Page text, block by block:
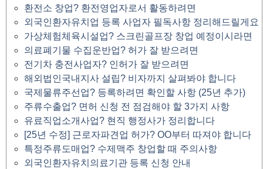
환전소 창업? 환전영업자로서 활동하려면
외국인환자유치업 등록 사업자 필독사항 정리해드릴게요
가상체험체육시설업? 스크린골프장 창업 예정이시라면
의료폐기물 수집운반업? 허가 잘 받으려면
전기차 충전사업자? 인허가 잘 받으려면
해외법인국내지사 설립? 비자까지 살펴봐야 합니다
국제물류주선업? 등록하려면 확인할 사항 (25년 추가)
주류수출업? 면허 신청 전 점검해야 할 3가지 사항
유료직업소개사업? 현직 행정사가 정리합니다
[25년 수정] 근로자파견업 허가? OO부터 따져야 합니다
특정주류도매업? 수제맥주 창업할 때 주의사항
외국인환자유치의료기관 등록 신청 안내